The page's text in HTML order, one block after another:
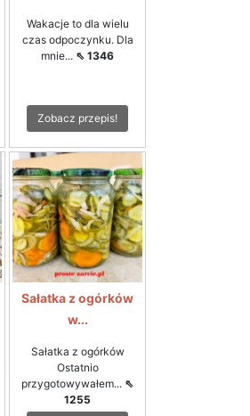
Wakacje to dla wielu
czas odpoczynku. Dla
mnie... ⇖ 1346
Zobacz przepis!
Sałatka z ogórków
w...
Sałatka z ogórków
Ostatnio
przygotowywałem... ⇖
1255